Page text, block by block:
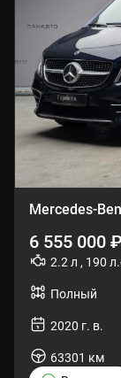
Mercedes-
6 555 000 ₽
2.2 л , 190
Полный
2020 г. в.
63301 км